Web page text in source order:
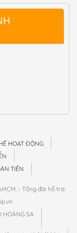
HOẠT ĐỘNG
TIỀN
- Tổng đài hỗ trợ:
HOÀNG SA